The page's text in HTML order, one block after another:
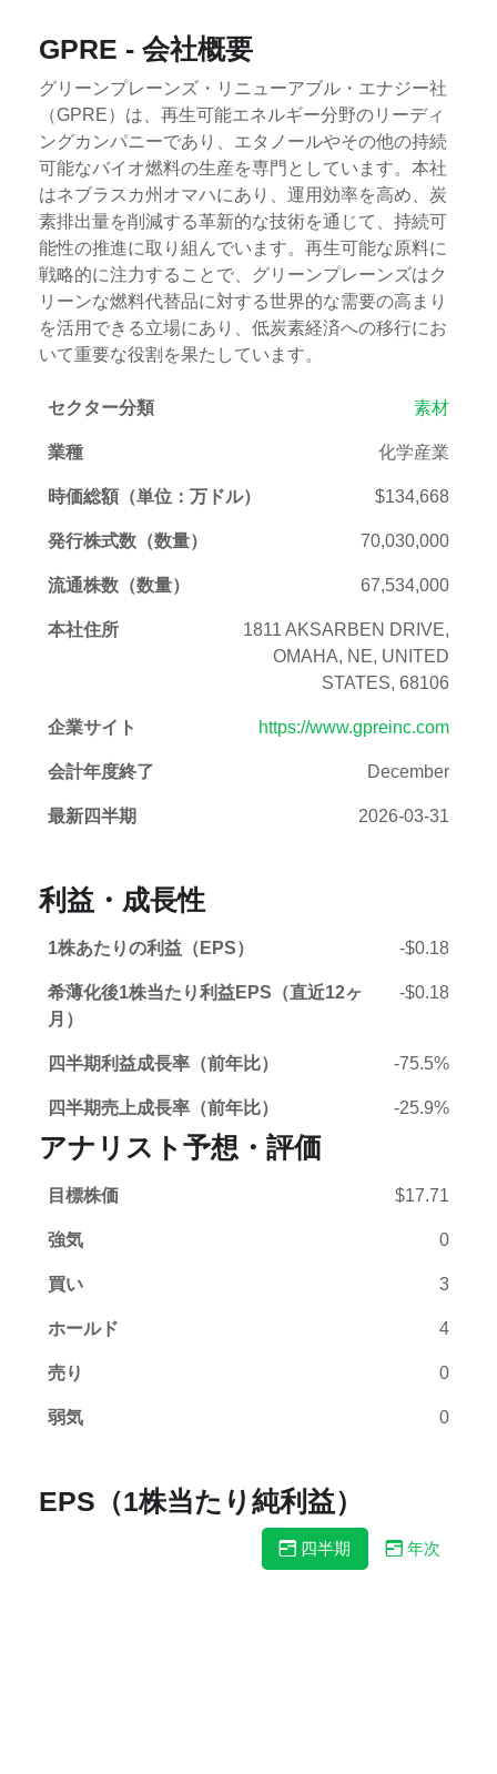
GPRE - 会社概要
グリーンプレーンズ・リニューアブル・エナジー社
（GPRE）は、再生可能エネルギー分野のリーディ
ングカンパニーであり、エタノールやその他の持続
可能なバイオ燃料の生産を専門としています。本社
はネブラスカ州オマハにあり、運用効率を高め、炭
素排出量を削減する革新的な技術を通じて、持続可
能性の推進に取り組んでいます。再生可能な原料に
戦略的に注力することで、グリーンプレーンズはク
リーンな燃料代替品に対する世界的な需要の高まり
を活用できる立場にあり、低炭素経済への移行にお
いて重要な役割を果たしています。
セクター分類 素材
業種 化学産業
時価総額（単位：万ドル） $134,668
発行株式数（数量） 70,030,000
流通株数（数量） 67,534,000
本社住所
1811 AKSARBEN DRIVE,
OMAHA, NE, UNITED
STATES, 68106
企業サイト https://www.gpreinc.com
会計年度終了 December
最新四半期 2026-03-31
利益・成長性
1株あたりの利益（EPS） -$0.18
希薄化後1株当たり利益EPS（直近12ヶ
月）
-$0.18
四半期利益成長率（前年比） -75.5%
四半期売上成長率（前年比） -25.9%
アナリスト予想・評価
目標株価 $17.71
強気 0
買い 3
ホールド 4
売り 0
弱気 0
EPS（1株当たり純利益）
四半期 年次